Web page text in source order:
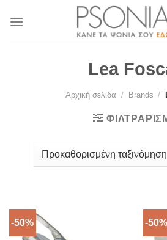
Lea
Αρχική σελίδα / Brands /
-50% -50%